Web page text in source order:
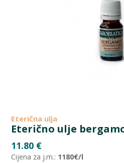
Eterična ulja
Eterično ulje
11.80 €
Cijena za j.m.: 1180€/l